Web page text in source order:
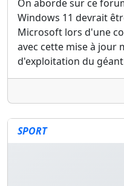
On aborde sur ce
Windows 11 devrait
Microsoft lors d'une
avec cette mise à jour
d'exploitation du
SPORT